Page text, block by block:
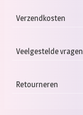
Verzendkosten
Veelgestelde vragen
Retourneren